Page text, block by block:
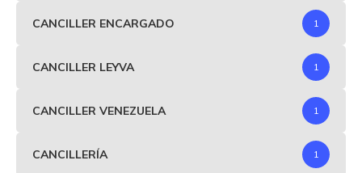
CANCILLER ENCARGADO 1
CANCILLER LEYVA 1
CANCILLER VENEZUELA 1
CANCILLERÍA 1